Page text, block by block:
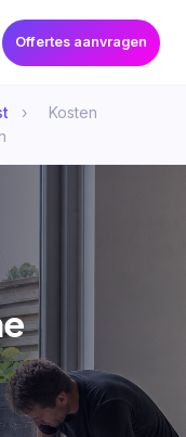
Offertes aanvragen
›
Kosten